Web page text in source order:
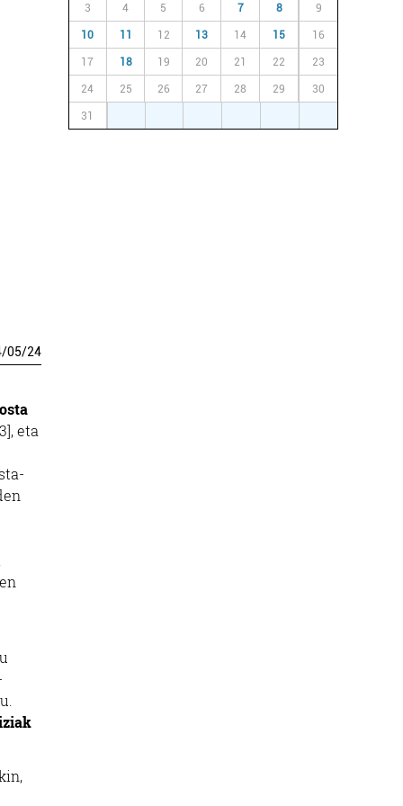
/05/24
eta
3 4 5 6 7 8 9
10 11 12 13 14 15 16
17 18 19 20 21 22 23
24 25 26 27 28 29 30
31